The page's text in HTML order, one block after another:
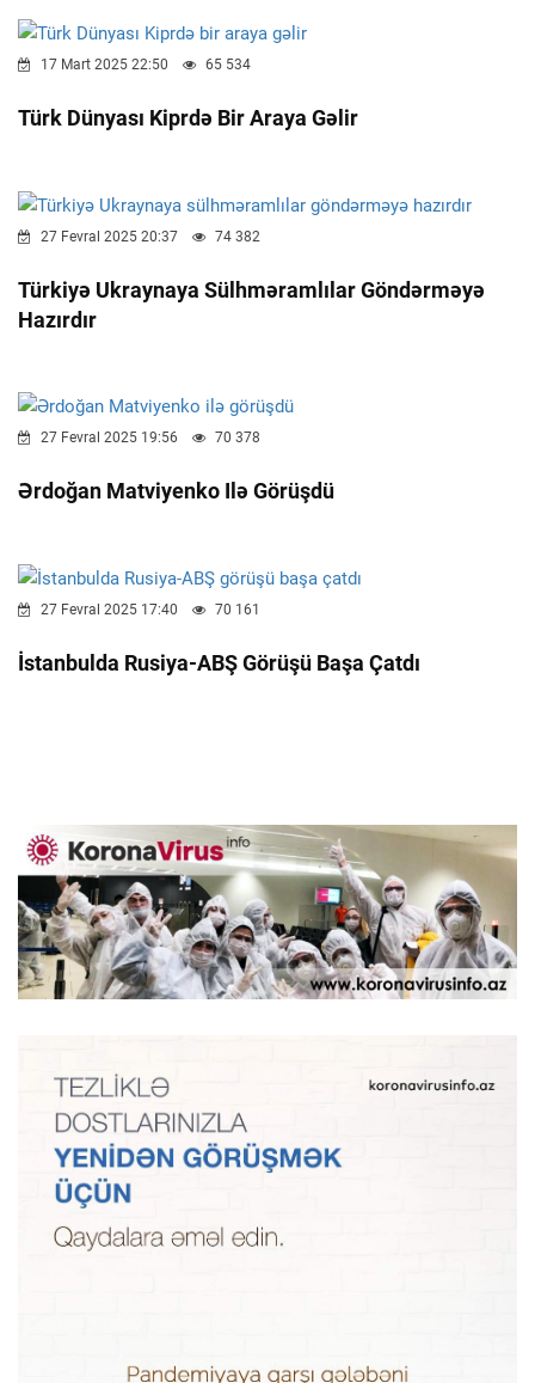
17 Mart 2025 22:50 65 534
Türk Dünyası Kiprdə Bir Araya Gəlir
27 Fevral 2025 20:37 74 382
Türkiyə Ukraynaya Sülhməramlılar Göndərməyə
Hazırdır
27 Fevral 2025 19:56 70 378
Ərdoğan Matviyenko Ilə Görüşdü
27 Fevral 2025 17:40 70 161
İstanbulda Rusiya-ABŞ Görüşü Başa Çatdı